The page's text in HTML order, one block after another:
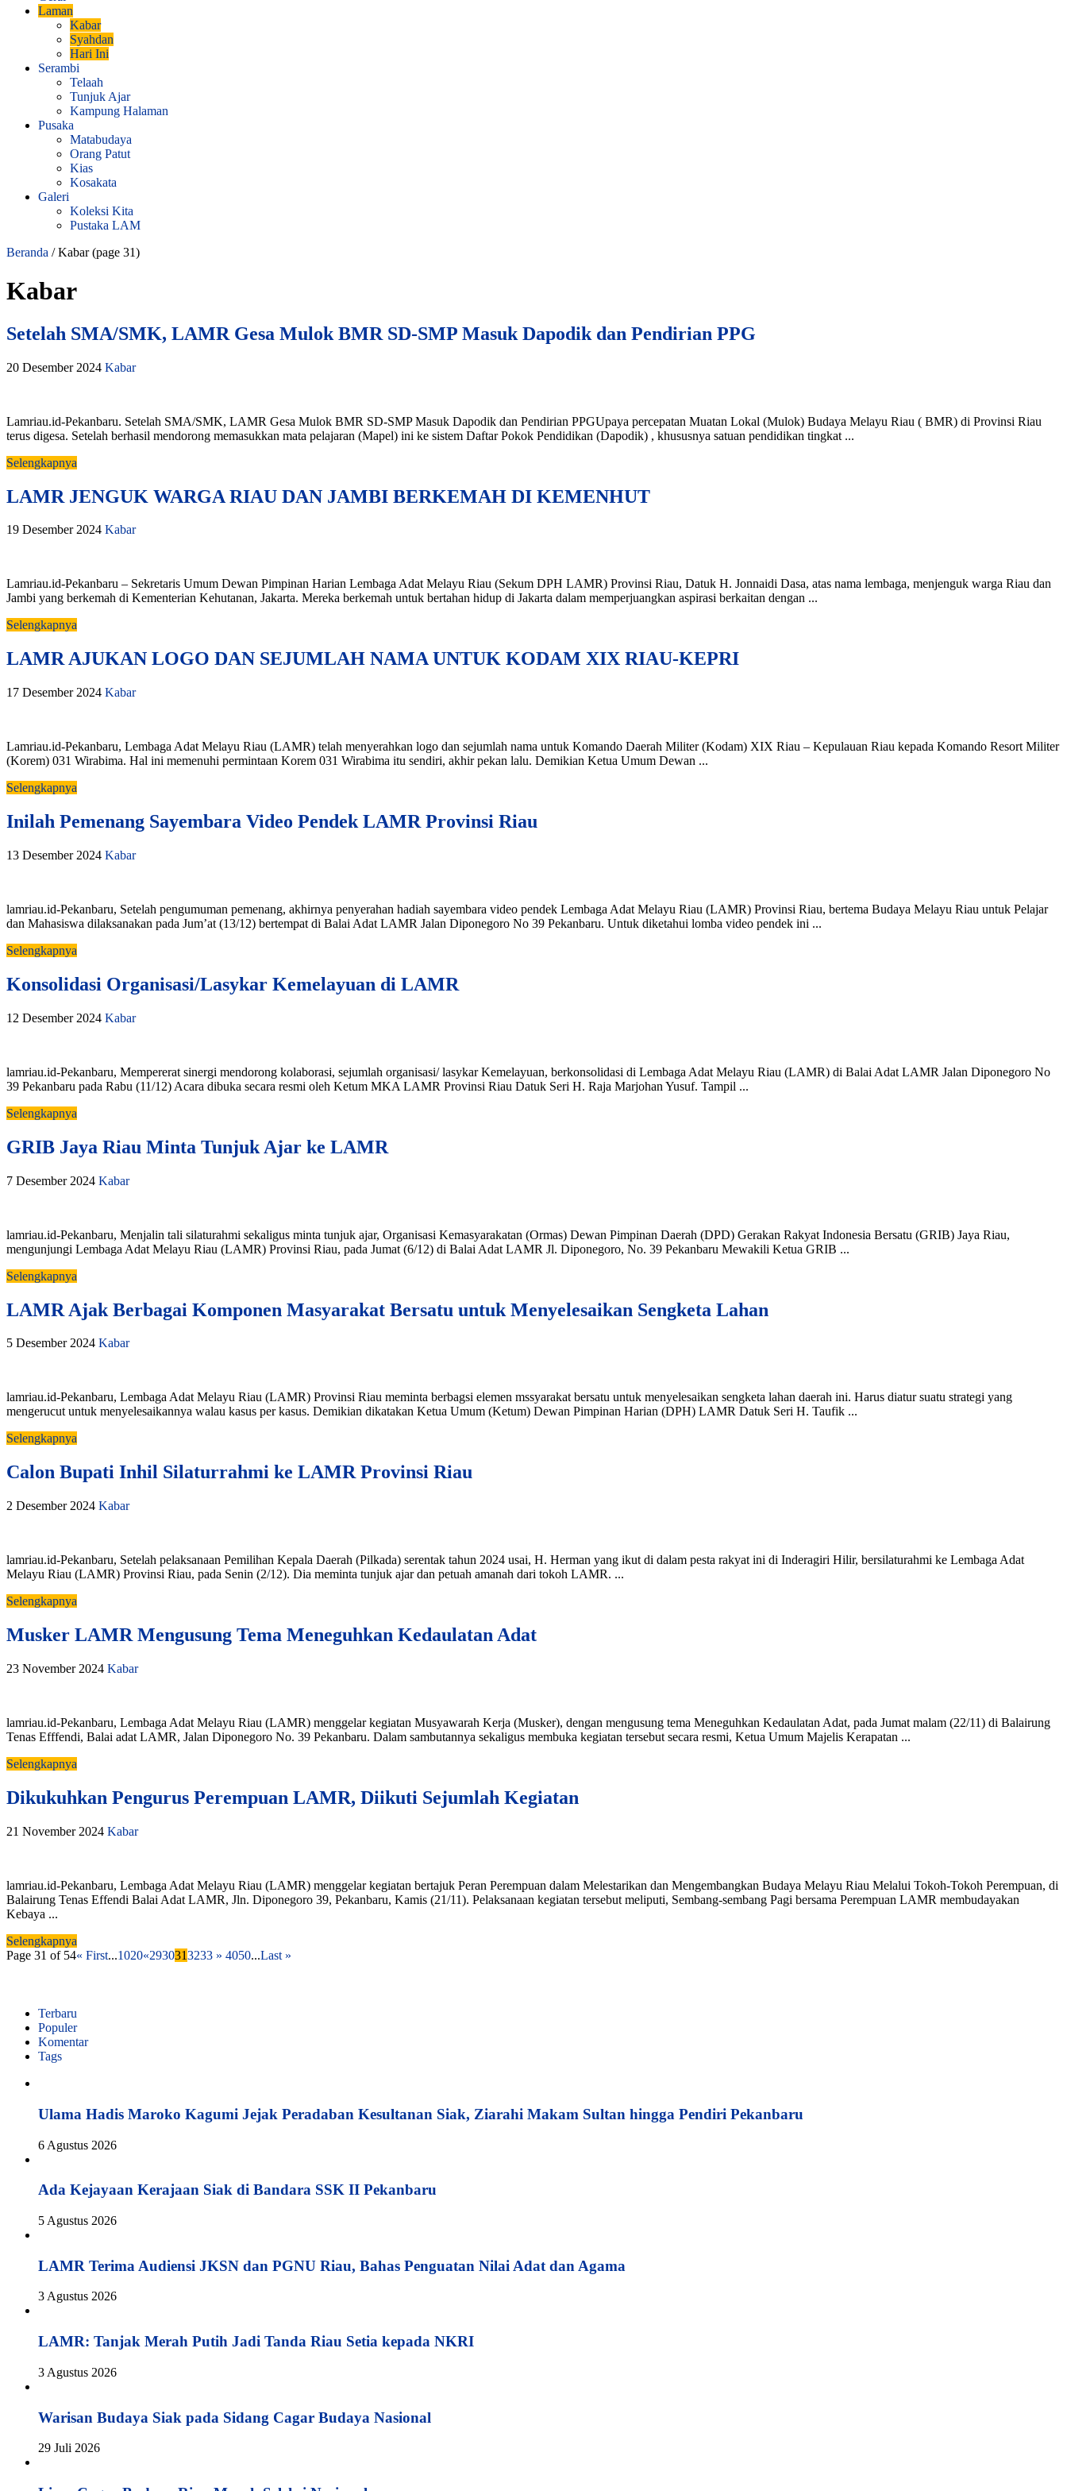
Laman
Kabar
Syahdan
Hari Ini
Serambi
Telaah
Tunjuk Ajar
Kampung Halaman
Pusaka
Matabudaya
Orang Patut
Kias
Kosakata
Galeri
Koleksi Kita
Pustaka LAM
Beranda / Kabar(page 31)
Kabar
Setelah SMA/SMK, LAMR Gesa Mulok BMR SD-SMP Masuk Dapodik dan Pendirian PPG
20 Desember 2024 Kabar
Lamriau.id-Pekanbaru. Setelah SMA/SMK, LAMR Gesa Mulok BMR SD-SMP Masuk Dapodik dan Pendirian PPGUpaya percepatan Muatan Lokal (Mulok) Budaya Melayu Riau ( BMR) di Provinsi Riau
terus digesa. Setelah berhasil mendorong memasukkan mata pelajaran (Mapel) ini ke sistem Daftar Pokok Pendidikan (Dapodik) , khususnya satuan pendidikan tingkat ...
Selengkapnya
LAMR JENGUK WARGA RIAU DAN JAMBI BERKEMAH DI KEMENHUT
19 Desember 2024 Kabar
Lamriau.id-Pekanbaru – Sekretaris Umum Dewan Pimpinan Harian Lembaga Adat Melayu Riau (Sekum DPH LAMR) Provinsi Riau, Datuk H. Jonnaidi Dasa, atas nama lembaga, menjenguk warga Riau dan
Jambi yang berkemah di Kementerian Kehutanan, Jakarta. Mereka berkemah untuk bertahan hidup di Jakarta dalam memperjuangkan aspirasi berkaitan dengan ...
Selengkapnya
LAMR AJUKAN LOGO DAN SEJUMLAH NAMA UNTUK KODAM XIX RIAU-KEPRI
17 Desember 2024 Kabar
Lamriau.id-Pekanbaru, Lembaga Adat Melayu Riau (LAMR) telah menyerahkan logo dan sejumlah nama untuk Komando Daerah Militer (Kodam) XIX Riau – Kepulauan Riau kepada Komando Resort Militer
(Korem) 031 Wirabima. Hal ini memenuhi permintaan Korem 031 Wirabima itu sendiri, akhir pekan lalu. Demikian Ketua Umum Dewan ...
Selengkapnya
Inilah Pemenang Sayembara Video Pendek LAMR Provinsi Riau
13 Desember 2024 Kabar
lamriau.id-Pekanbaru, Setelah pengumuman pemenang, akhirnya penyerahan hadiah sayembara video pendek Lembaga Adat Melayu Riau (LAMR) Provinsi Riau, bertema Budaya Melayu Riau untuk Pelajar
dan Mahasiswa dilaksanakan pada Jum’at (13/12) bertempat di Balai Adat LAMR Jalan Diponegoro No 39 Pekanbaru. Untuk diketahui lomba video pendek ini ...
Selengkapnya
Konsolidasi Organisasi/Lasykar Kemelayuan di LAMR
12 Desember 2024 Kabar
lamriau.id-Pekanbaru, Mempererat sinergi mendorong kolaborasi, sejumlah organisasi/ lasykar Kemelayuan, berkonsolidasi di Lembaga Adat Melayu Riau (LAMR) di Balai Adat LAMR Jalan Diponegoro No
39 Pekanbaru pada Rabu (11/12) Acara dibuka secara resmi oleh Ketum MKA LAMR Provinsi Riau Datuk Seri H. Raja Marjohan Yusuf. Tampil ...
Selengkapnya
GRIB Jaya Riau Minta Tunjuk Ajar ke LAMR
7 Desember 2024 Kabar
lamriau.id-Pekanbaru, Menjalin tali silaturahmi sekaligus minta tunjuk ajar, Organisasi Kemasyarakatan (Ormas) Dewan Pimpinan Daerah (DPD) Gerakan Rakyat Indonesia Bersatu (GRIB) Jaya Riau,
mengunjungi Lembaga Adat Melayu Riau (LAMR) Provinsi Riau, pada Jumat (6/12) di Balai Adat LAMR Jl. Diponegoro, No. 39 Pekanbaru Mewakili Ketua GRIB ...
Selengkapnya
LAMR Ajak Berbagai Komponen Masyarakat Bersatu untuk Menyelesaikan Sengketa Lahan
5 Desember 2024 Kabar
lamriau.id-Pekanbaru, Lembaga Adat Melayu Riau (LAMR) Provinsi Riau meminta berbagsi elemen mssyarakat bersatu untuk menyelesaikan sengketa lahan daerah ini. Harus diatur suatu strategi yang
mengerucut untuk menyelesaikannya walau kasus per kasus. Demikian dikatakan Ketua Umum (Ketum) Dewan Pimpinan Harian (DPH) LAMR Datuk Seri H. Taufik ...
Selengkapnya
Calon Bupati Inhil Silaturrahmi ke LAMR Provinsi Riau
2 Desember 2024 Kabar
lamriau.id-Pekanbaru, Setelah pelaksanaan Pemilihan Kepala Daerah (Pilkada) serentak tahun 2024 usai, H. Herman yang ikut di dalam pesta rakyat ini di Inderagiri Hilir, bersilaturahmi ke Lembaga Adat
Melayu Riau (LAMR) Provinsi Riau, pada Senin (2/12). Dia meminta tunjuk ajar dan petuah amanah dari tokoh LAMR. ...
Selengkapnya
Musker LAMR Mengusung Tema Meneguhkan Kedaulatan Adat
23 November 2024 Kabar
lamriau.id-Pekanbaru, Lembaga Adat Melayu Riau (LAMR) menggelar kegiatan Musyawarah Kerja (Musker), dengan mengusung tema Meneguhkan Kedaulatan Adat, pada Jumat malam (22/11) di Balairung
Tenas Efffendi, Balai adat LAMR, Jalan Diponegoro No. 39 Pekanbaru. Dalam sambutannya sekaligus membuka kegiatan tersebut secara resmi, Ketua Umum Majelis Kerapatan ...
Selengkapnya
Dikukuhkan Pengurus Perempuan LAMR, Diikuti Sejumlah Kegiatan
21 November 2024 Kabar
lamriau.id-Pekanbaru, Lembaga Adat Melayu Riau (LAMR) menggelar kegiatan bertajuk Peran Perempuan dalam Melestarikan dan Mengembangkan Budaya Melayu Riau Melalui Tokoh-Tokoh Perempuan, di
Balairung Tenas Effendi Balai Adat LAMR, Jln. Diponegoro 39, Pekanbaru, Kamis (21/11). Pelaksanaan kegiatan tersebut meliputi, Sembang-sembang Pagi bersama Perempuan LAMR membudayakan
Kebaya ...
Selengkapnya
Page 31 of 54« First...1020«2930313233 » 4050...Last »
Terbaru
Populer
Komentar
Tags
Ulama Hadis Maroko Kagumi Jejak Peradaban Kesultanan Siak, Ziarahi Makam Sultan hingga Pendiri Pekanbaru
6 Agustus 2026
Ada Kejayaan Kerajaan Siak di Bandara SSK II Pekanbaru
5 Agustus 2026
LAMR Terima Audiensi JKSN dan PGNU Riau, Bahas Penguatan Nilai Adat dan Agama
3 Agustus 2026
LAMR: Tanjak Merah Putih Jadi Tanda Riau Setia kepada NKRI
3 Agustus 2026
Warisan Budaya Siak pada Sidang Cagar Budaya Nasional
29 Juli 2026